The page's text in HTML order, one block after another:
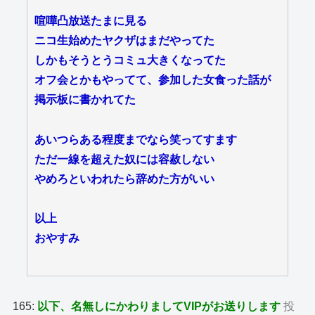
喧嘩凸放送たまに見る
ニコ生始めたヤクザはまだやってた
しかもそうとうコミュ大きくなってた
オフ会とかもやってて、参加した女食った話が
掲示板に書かれてた
あいつらある程度までなら笑ってすます
ただ一線を超えた奴には容赦しない
やめろといわれたら辞めた方がいい
以上
おやすみ
165: 以下、名無しにかわりましてVIPがお送りします 投